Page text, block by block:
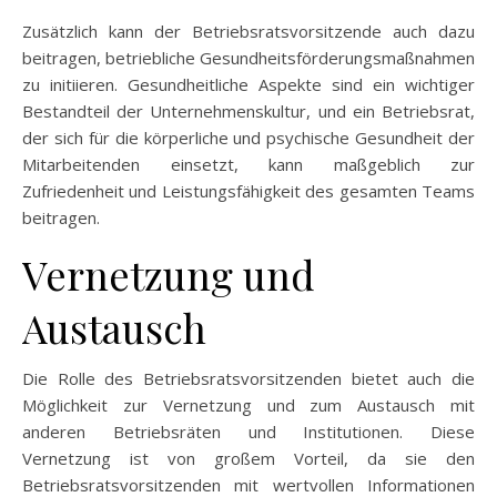
Zusätzlich kann der Betriebsratsvorsitzende auch dazu
beitragen, betriebliche Gesundheitsförderungsmaßnahmen
zu initiieren. Gesundheitliche Aspekte sind ein wichtiger
Bestandteil der Unternehmenskultur, und ein Betriebsrat,
der sich für die körperliche und psychische Gesundheit der
Mitarbeitenden einsetzt, kann maßgeblich zur
Zufriedenheit und Leistungsfähigkeit des gesamten Teams
beitragen.
Vernetzung und
Austausch
Die Rolle des Betriebsratsvorsitzenden bietet auch die
Möglichkeit zur Vernetzung und zum Austausch mit
anderen Betriebsräten und Institutionen. Diese
Vernetzung ist von großem Vorteil, da sie den
Betriebsratsvorsitzenden mit wertvollen Informationen